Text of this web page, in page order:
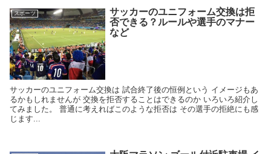
スポーツ
サッカーのユニフォーム交換は拒
否できる？ルールや選手のマナー
など
サッカーのユニフォーム交換は 試合終了後の恒例という イメージもあ
るかもしれませんが 交換を拒否することはできるのか いろいろ紹介し
てみました。 普通に考えればこのような拒否は その選手の拒絶にも感
じます...